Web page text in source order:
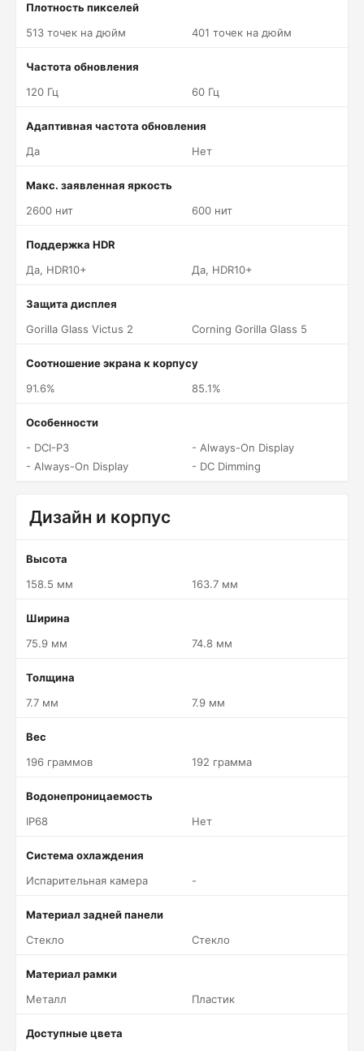
Плотность пикселей
513 точек на дюйм
401 точек на дюйм
Частота обновления
120 Гц
60 Гц
Адаптивная частота обновления
Да
Нет
Макс. заявленная яркость
2600 нит
600 нит
Поддержка HDR
Да, HDR10+
Да, HDR10+
Защита дисплея
Gorilla Glass Victus 2
Corning Gorilla Glass 5
Соотношение экрана к корпусу
91.6%
85.1%
Особенности
- DCI-P3
- Always-On Display
- Always-On Display
- DC Dimming
Дизайн и корпус
Высота
158.5 мм
163.7 мм
Ширина
75.9 мм
74.8 мм
Толщина
7.7 мм
7.9 мм
Вес
196 граммов
192 грамма
Водонепроницаемость
IP68
Нет
Система охлаждения
Испарительная камера
-
Материал задней панели
Стекло
Стекло
Материал рамки
Металл
Пластик
Доступные цвета